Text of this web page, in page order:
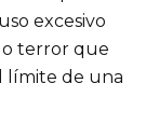
excesivo
o terror que
límite de una